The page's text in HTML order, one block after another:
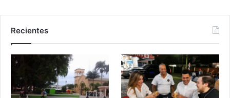
Recientes